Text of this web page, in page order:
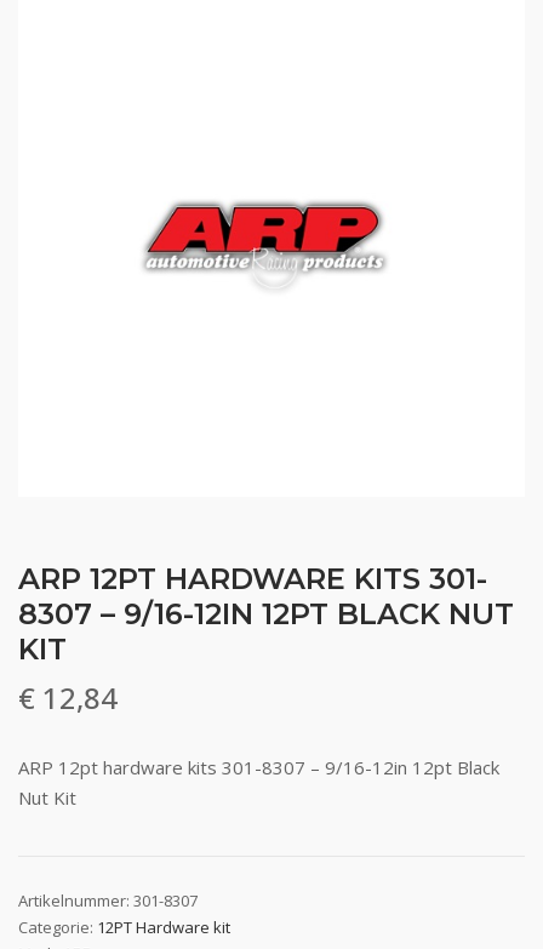
ARP 12PT HARDWARE KITS 301-
8307 – 9/16-12IN 12PT BLACK NUT
KIT
€ 12,84
ARP 12pt hardware kits 301-8307 – 9/16-12in 12pt Black
Nut Kit
Artikelnummer: 301-8307
Categorie: 12PT Hardware kit